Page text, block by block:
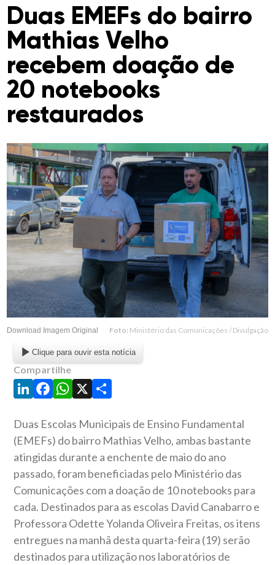
Duas EMEFs do bairro
Mathias Velho
recebem doação de
20 notebooks
restaurados
Download Imagem Original Foto: Ministério das Comunicações / Divulgação
Clique para ouvir esta notícia
Compartilhe
LinkedIn
Facebook
WhatsApp
X Share
Duas Escolas Municipais de Ensino Fundamental
(EMEFs) do bairro Mathias Velho, ambas bastante
atingidas durante a enchente de maio do ano
passado, foram beneficiadas pelo Ministério das
Comunicações com a doação de 10 notebooks para
cada. Destinados para as escolas David Canabarro e
Professora Odette Yolanda Oliveira Freitas, os itens
entregues na manhã desta quarta-feira (19) serão
destinados para utilização nos laboratórios de